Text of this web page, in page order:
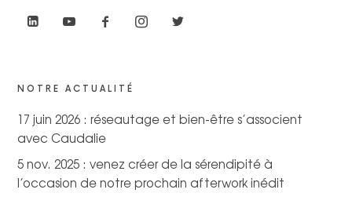
NOTRE ACTUALITÉ
17 juin 2026 : réseautage et bien-être s’associent
avec Caudalie
5 nov. 2025 : venez créer de la sérendipité à
l’occasion de notre prochain afterwork inédit